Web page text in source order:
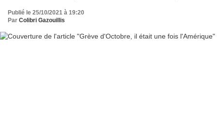
Publié le 25/10/2021 à 19:20
Par Colibri Gazouillis